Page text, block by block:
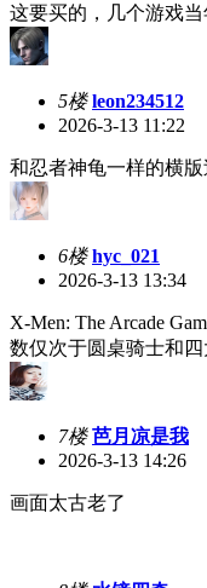
这要买的，几个游戏当
5楼 leon234512
2026-3-13 11:22
和忍者神龟一样的横版
6楼 hyc_021
2026-3-13 13:34
X-Men: The Arcade
数仅次于圆桌骑士和
7楼 芭月凉是我
2026-3-13 14:26
画面太古老了